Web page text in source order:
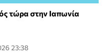
τώρα στην Ιαπωνία
23:38